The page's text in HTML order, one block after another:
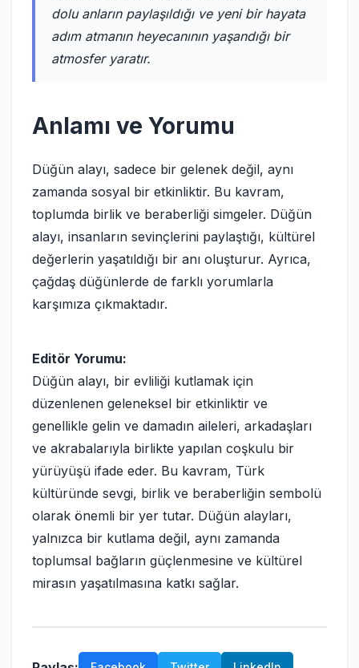
dolu anların paylaşıldığı ve yeni bir hayata
adım atmanın heyecanının yaşandığı bir
atmosfer yaratır.
Anlamı ve Yorumu
Düğün alayı, sadece bir gelenek değil, aynı
zamanda sosyal bir etkinliktir. Bu kavram,
toplumda birlik ve beraberliği simgeler. Düğün
alayı, insanların sevinçlerini paylaştığı, kültürel
değerlerin yaşatıldığı bir anı oluşturur. Ayrıca,
çağdaş düğünlerde de farklı yorumlarla
karşımıza çıkmaktadır.
Editör Yorumu:
Düğün alayı, bir evliliği kutlamak için
düzenlenen geleneksel bir etkinliktir ve
genellikle gelin ve damadın aileleri, arkadaşları
ve akrabalarıyla birlikte yapılan coşkulu bir
yürüyüşü ifade eder. Bu kavram, Türk
kültüründe sevgi, birlik ve beraberliğin sembolü
olarak önemli bir yer tutar. Düğün alayları,
yalnızca bir kutlama değil, aynı zamanda
toplumsal bağların güçlenmesine ve kültürel
mirasın yaşatılmasına katkı sağlar.